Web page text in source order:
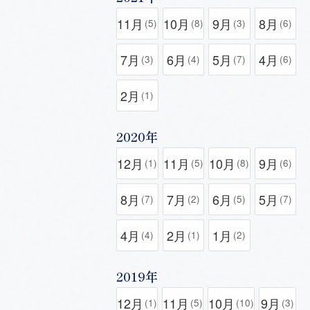
11月 (5) 10月 (8) 9月 (3) 8月 (6)
7月 (3) 6月 (4) 5月 (7) 4月 (6)
2月 (1)
2020年
12月 (1) 11月 (5) 10月 (8) 9月 (6)
8月 (7) 7月 (2) 6月 (5) 5月 (7)
4月 (4) 2月 (1) 1月 (2)
2019年
12月 (1) 11月 (5) 10月 (10) 9月 (3)